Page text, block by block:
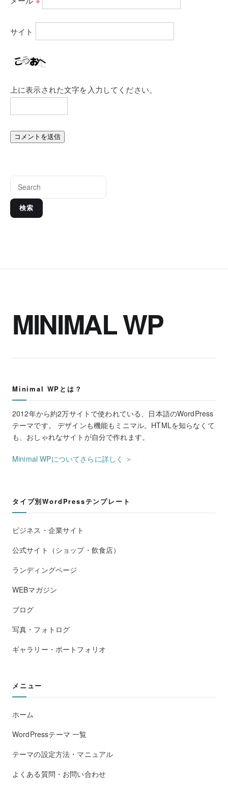
サイト
上に表示された文字を入力してください。
検索
MINIMAL WP
Minimal WPとは？
2012年から約2万サイトで使われている、日本語のWordPress
テーマです。 デザインも機能もミニマル。HTMLを知らなくて
も、おしゃれなサイトが自分で作れます。
Minimal WPについてさらに詳しく ＞
タイプ別WordPressテンプレート
ビジネス・企業サイト
公式サイト（ショップ・飲食店）
ランディングページ
WEBマガジン
ブログ
写真・フォトログ
ギャラリー・ポートフォリオ
メニュー
ホーム
WordPressテーマ 一覧
テーマの設定方法・マニュアル
よくある質問・お問い合わせ